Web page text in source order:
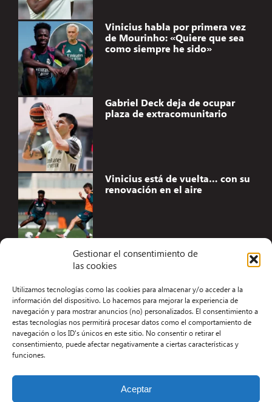
Gestionar el consentimiento de
las cookies
Utilizamos tecnologías como las cookies para almacenar y/o acceder a la
información del dispositivo. Lo hacemos para mejorar la experiencia de
navegación y para mostrar anuncios (no) personalizados. El consentimiento a
estas tecnologías nos permitirá procesar datos como el comportamiento de
navegación o los ID's únicos en este sitio. No consentir o retirar el
consentimiento, puede afectar negativamente a ciertas características y
funciones.
Aceptar
Vinicius habla por primera vez
de Mourinho: «Quiere que sea
como siempre he sido»
Gabriel Deck deja de ocupar
plaza de extracomunitario
Vinicius está de vuelta… con su
renovación en el aire
Aviso Legal
Términos y condiciones
Política de privacidad
Contacto